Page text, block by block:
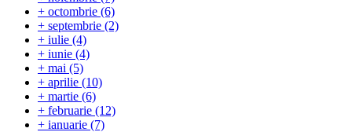
+ octombrie (6)
+ septembrie (2)
+ iulie (4)
+ iunie (4)
+ mai (5)
+ aprilie (10)
+ martie (6)
+ februarie (12)
+ ianuarie (7)